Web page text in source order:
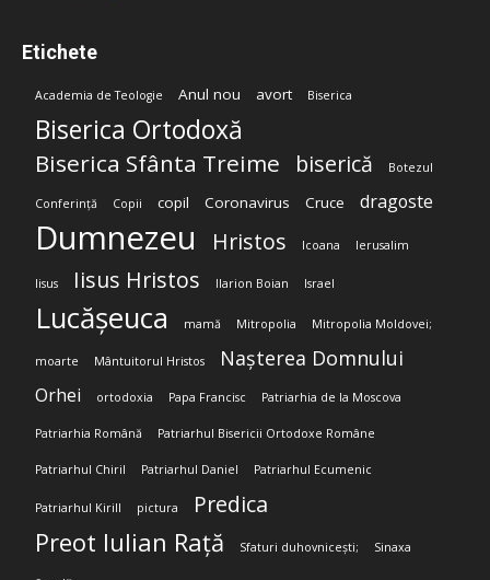
Etichete
Academia de Teologie Anul nou avort Biserica
Biserica Ortodoxă
Biserica Sfânta Treime biserică Botezul
Conferință Copii copil Coronavirus Cruce dragoste
Dumnezeu Hristos Icoana Ierusalim
Iisus Iisus Hristos Ilarion Boian Israel
Lucășeuca mamă Mitropolia Mitropolia Moldovei;
moarte Mântuitorul Hristos Nașterea Domnului
Orhei ortodoxia Papa Francisc Patriarhia de la Moscova
Patriarhia Română Patriarhul Bisericii Ortodoxe Române
Patriarhul Chiril Patriarhul Daniel Patriarhul Ecumenic
Patriarhul Kirill pictura Predica
Preot Iulian Rață Sfaturi duhovnicești; Sinaxa